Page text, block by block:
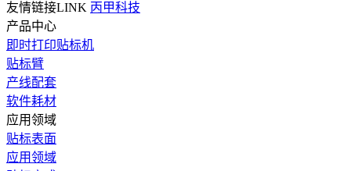
友情链接LINK 丙甲科技
产品中心
即时打印贴标机
贴标臂
产线配套
软件耗材
应用领域
贴标表面
应用领域